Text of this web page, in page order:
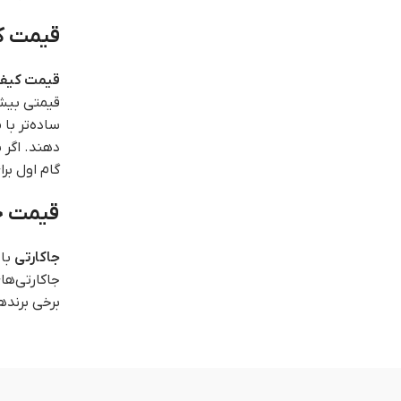
قیمت
قیمت
قیمتی
ساده‌تر
دهند.
گام اول
قیمت
جاکارتی
برخی